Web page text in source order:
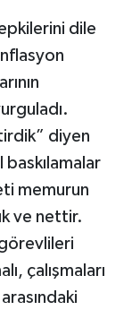
dile
diyen
memurun
ve nettir.
çalışmaları